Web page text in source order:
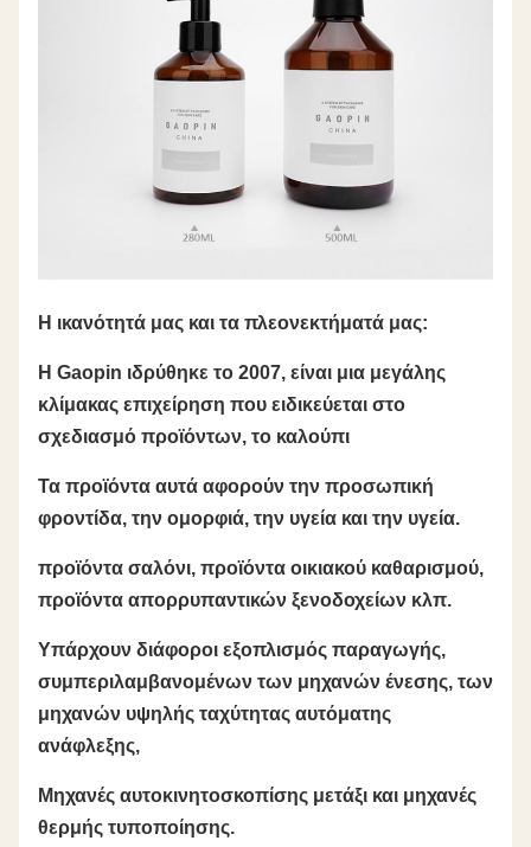
Η ικανότητά μας και τα πλεονεκτήματά μας:
Η Gaopin ιδρύθηκε το 2007, είναι μια μεγάλης
κλίμακας επιχείρηση που ειδικεύεται στο
σχεδιασμό προϊόντων, το καλούπι
Τα προϊόντα αυτά αφορούν την προσωπική
φροντίδα, την ομορφιά, την υγεία και την υγεία.
προϊόντα σαλόνι, προϊόντα οικιακού καθαρισμού,
προϊόντα απορρυπαντικών ξενοδοχείων κλπ.
Υπάρχουν διάφοροι εξοπλισμός παραγωγής,
συμπεριλαμβανομένων των μηχανών ένεσης, των
μηχανών υψηλής ταχύτητας αυτόματης
ανάφλεξης,
Μηχανές αυτοκινητοσκοπίσης μετάξι και μηχανές
θερμής τυποποίησης.